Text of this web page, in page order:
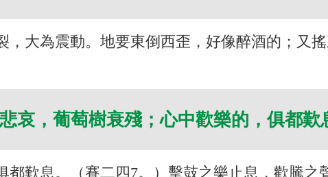
大為震動。地要東倒西歪，好像醉酒的；又
哀，葡萄樹衰殘；心中歡樂的，俱都歎
都歎息。（賽二四7。）擊鼓之樂止息，歡騰之